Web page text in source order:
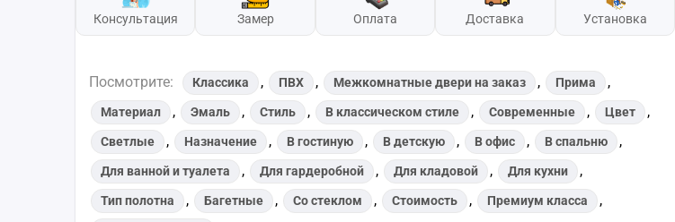
Консультация Замер Оплата Доставка Установка
Посмотрите: Классика , ПВХ , Межкомнатные двери на заказ , Прима ,
Материал , Эмаль , Стиль , В классическом стиле , Современные , Цвет ,
Светлые , Назначение , В гостиную , В детскую , В офис , В спальню ,
Для ванной и туалета , Для гардеробной , Для кладовой , Для кухни ,
Тип полотна , Багетные , Со стеклом , Стоимость , Премиум класса ,